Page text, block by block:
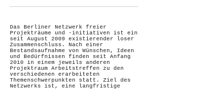
Das Berliner Netzwerk freier
Projekträume und -initiativen ist ein
seit August 2009 existierender loser
Zusammenschluss. Nach einer
Bestandsaufnahme von Wünschen, Ideen
und Bedürfnissen finden seit Anfang
2010 in einem jeweils anderen
Projektraum Arbeitstreffen zu den
verschiedenen erarbeiteten
Themenschwerpunkten statt. Ziel des
Netzwerks ist, eine langfristige